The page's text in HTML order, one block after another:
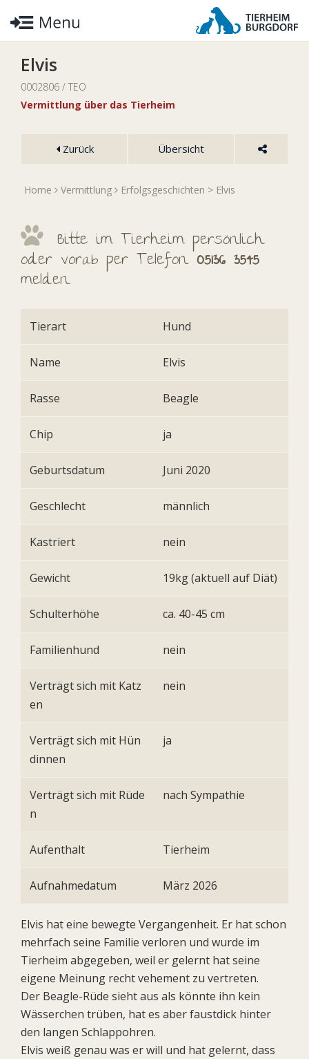
Elvis
0002806 / TEO
Vermittlung über das Tierheim
Zurück Übersicht
Home Vermittlung Erfolgsgeschichten > Elvis
Bitte im Tierheim persönlich
oder vorab per Telefon05136 3545
melden.
Tierart Hund
Name Elvis
Rasse Beagle
Chip ja
Geburtsdatum Juni 2020
Geschlecht männlich
Kastriert nein
Gewicht 19kg (aktuell auf Diät)
Schulterhöhe ca. 40-45 cm
Familienhund nein
Verträgt sich mit Katz
en
nein
Verträgt sich mit Hün
dinnen
ja
Verträgt sich mit Rüde
n
nach Sympathie
Aufenthalt Tierheim
Aufnahmedatum März 2026
Elvis hat eine bewegte Vergangenheit. Er hat schon
mehrfach seine Familie verloren und wurde im
Tierheim abgegeben, weil er gelernt hat seine
eigene Meinung recht vehement zu vertreten.
Der Beagle-Rüde sieht aus als könnte ihn kein
Wässerchen trüben, hat es aber faustdick hinter
den langen Schlappohren.
Elvis weiß genau was er will und hat gelernt, dass